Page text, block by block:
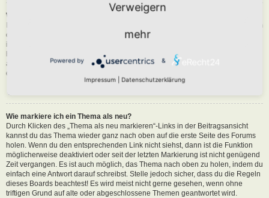
Warum muss mein Beitrag erst freigegeben werden?
Die Board-Administration kann entschieden haben, dass in dem Forum, in dem
du einen Beitrag erstellt hast, die Beiträge zuerst geprüft werden müssen. Es
ist auch möglich, dass die Administration dich zu einer Gruppe von Benutzern
hinzugefügt hat, bei denen sie die Beiträge erst begutachten möchte, bevor sie
auf der Seite sichtbar werden. Bitte kontaktiere die Board-Administration, wenn
du weitere Informationen dazu benötigst.
Wie markiere ich ein Thema als neu?
Durch Klicken des „Thema als neu markieren“-Links in der Beitragsansicht
kannst du das Thema wieder ganz nach oben auf die erste Seite des Forums
holen. Wenn du den entsprechenden Link nicht siehst, dann ist die Funktion
möglicherweise deaktiviert oder seit der letzten Markierung ist nicht genügend
Zeit vergangen. Es ist auch möglich, das Thema nach oben zu holen, indem du
einfach eine Antwort darauf schreibst. Stelle jedoch sicher, dass du die Regeln
dieses Boards beachtest! Es wird meist nicht gerne gesehen, wenn ohne
triftigen Grund auf alte oder abgeschlossene Themen geantwortet wird.
Verweigern
mehr
Powered by &
Impressum Datenschutzerklärung